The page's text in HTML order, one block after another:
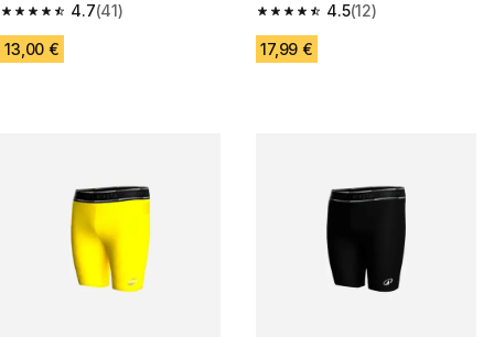
Keepdry Light - Πράσινο
4.7
4.7 out of 5 stars from 41 reviews
(41)
13,00 €
4.5
4.5 out of 5 stars from 12
(12)
17,99 €